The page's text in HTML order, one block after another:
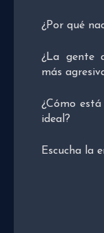
¿Por qué
¿La gente
más
¿Cómo
ideal?
Escucha la